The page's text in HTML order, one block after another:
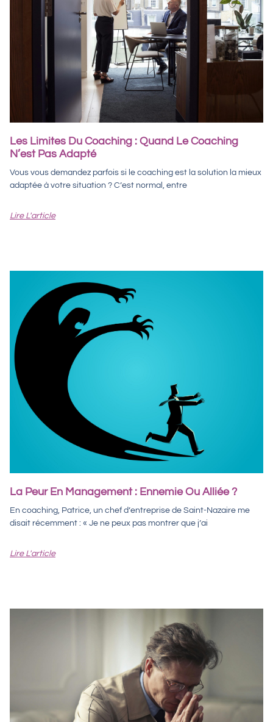
Les Limites Du Coaching : Quand Le Coaching
N’est Pas Adapté
Vous vous demandez parfois si le coaching est la solution la mieux
adaptée à votre situation ? C’est normal, entre
Lire L'article
La Peur En Management : Ennemie Ou Alliée ?
En coaching, Patrice, un chef d’entreprise de Saint-Nazaire me
disait récemment : « Je ne peux pas montrer que j’ai
Lire L'article